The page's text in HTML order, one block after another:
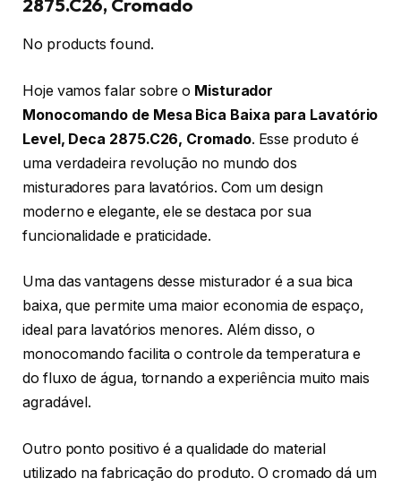
2875.C26, Cromado
No products found.
Hoje vamos falar sobre o Misturador
Monocomando de Mesa Bica Baixa para Lavatório
Level, Deca 2875.C26, Cromado. Esse produto é
uma verdadeira revolução no mundo dos
misturadores para lavatórios. Com um design
moderno e elegante, ele se destaca por sua
funcionalidade e praticidade.
Uma das vantagens desse misturador é a sua bica
baixa, que permite uma maior economia de espaço,
ideal para lavatórios menores. Além disso, o
monocomando facilita o controle da temperatura e
do fluxo de água, tornando a experiência muito mais
agradável.
Outro ponto positivo é a qualidade do material
utilizado na fabricação do produto. O cromado dá um